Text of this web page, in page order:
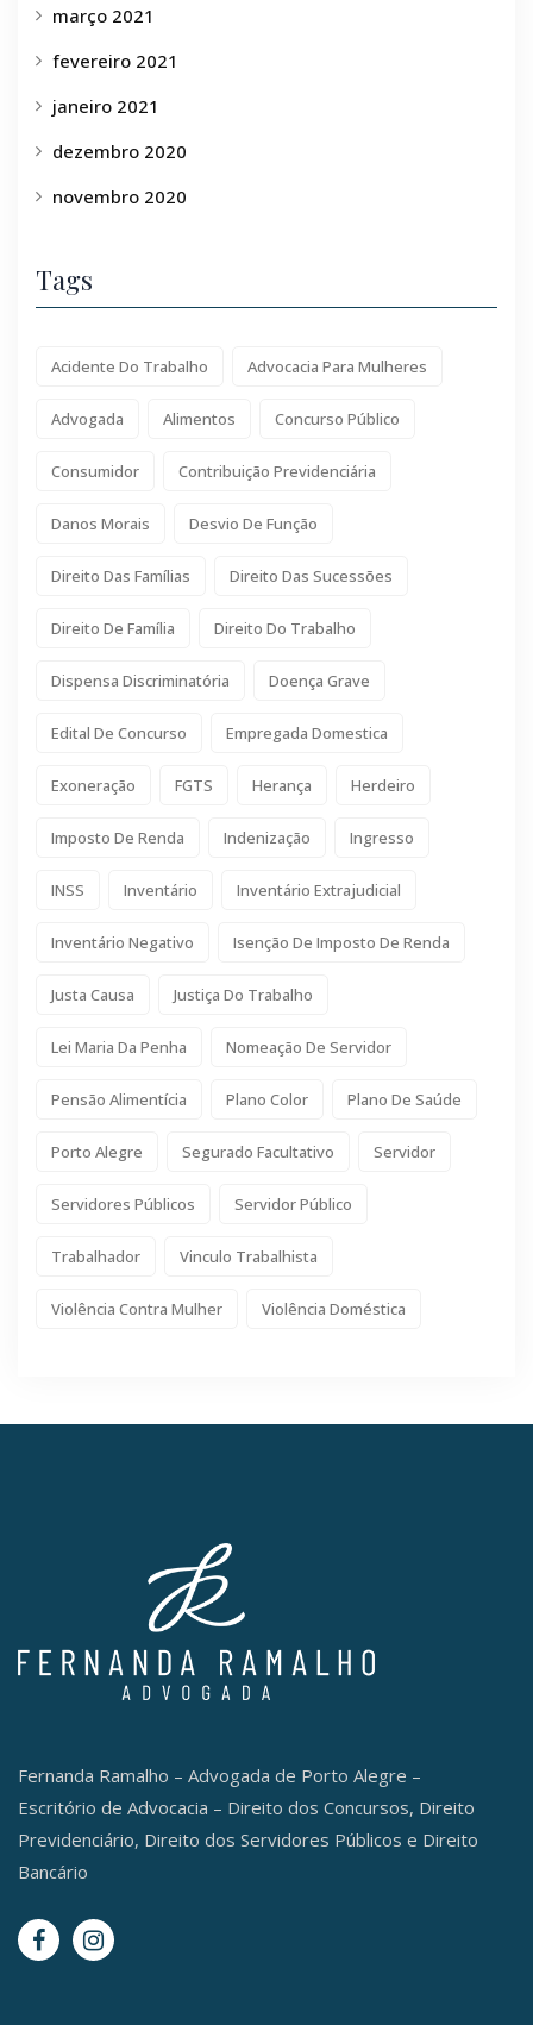
março 2021
fevereiro 2021
janeiro 2021
dezembro 2020
novembro 2020
Tags
Acidente Do Trabalho Advocacia Para Mulheres
Advogada Alimentos Concurso Público
Consumidor Contribuição Previdenciária
Danos Morais Desvio De Função
Direito Das Famílias Direito Das Sucessões
Direito De Família Direito Do Trabalho
Dispensa Discriminatória Doença Grave
Edital De Concurso Empregada Domestica
Exoneração FGTS Herança Herdeiro
Imposto De Renda Indenização Ingresso
INSS Inventário Inventário Extrajudicial
Inventário Negativo Isenção De Imposto De Renda
Justa Causa Justiça Do Trabalho
Lei Maria Da Penha Nomeação De Servidor
Pensão Alimentícia Plano Color Plano De Saúde
Porto Alegre Segurado Facultativo Servidor
Servidores Públicos Servidor Público
Trabalhador Vinculo Trabalhista
Violência Contra Mulher Violência Doméstica
Fernanda Ramalho – Advogada de Porto Alegre –
Escritório de Advocacia – Direito dos Concursos, Direito
Previdenciário, Direito dos Servidores Públicos e Direito
Bancário